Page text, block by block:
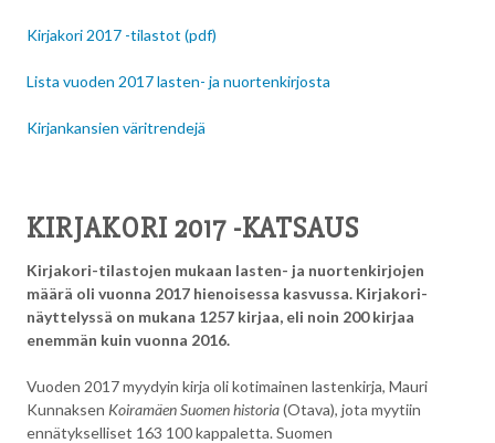
Kirjakori 2017 -tilastot (pdf)
Lista vuoden 2017 lasten- ja nuortenkirjosta
Kirjankansien väritrendejä
KIRJAKORI 2017 -KATSAUS
Kirjakori-tilastojen mukaan lasten- ja nuortenkirjojen
määrä oli vuonna 2017 hienoisessa kasvussa. Kirjakori-
näyttelyssä on mukana 1257 kirjaa, eli noin 200 kirjaa
enemmän kuin vuonna 2016.
Vuoden 2017 myydyin kirja oli kotimainen lastenkirja, Mauri
Kunnaksen Koiramäen Suomen historia(Otava), jota myytiin
ennätykselliset 163 100 kappaletta. Suomen